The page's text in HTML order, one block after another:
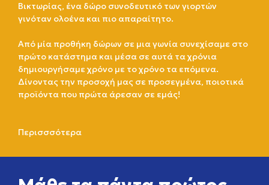
Βικτωρίας, ένα δώρο συνοδευτικό των γιορτών
γινόταν ολοένα και πιο απαραίτητο.
Από μία προθήκη δώρων σε μια γωνία συνεχίσαμε στο
πρώτο κατάστημα και μέσα σε αυτά τα χρόνια
δημιουργήσαμε χρόνο με το χρόνο τα επόμενα.
Δίνοντας την προσοχή μας σε προσεγμένα, ποιοτικά
προϊόντα που πρώτα άρεσαν σε εμάς!
Περισσσότερα